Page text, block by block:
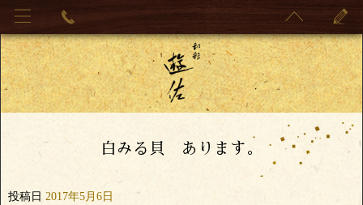
白みる貝 あります。
投稿日 2017年5月6日